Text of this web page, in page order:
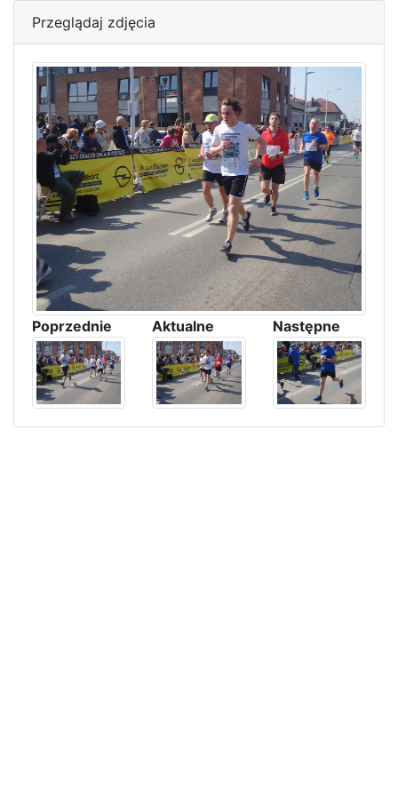
Przeglądaj zdjęcia
Poprzednie Aktualne Następne